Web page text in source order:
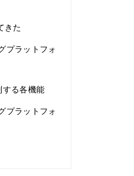
きた
プラットフォ
する各機能
プラットフォ